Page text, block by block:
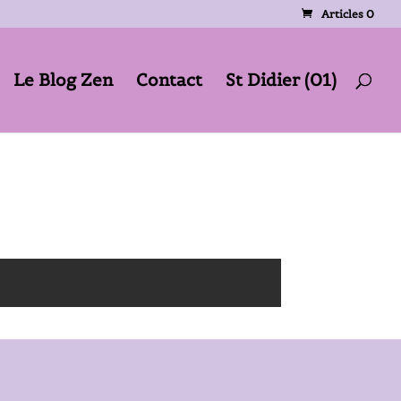
Articles 0
Le Blog Zen Contact St Didier (01)